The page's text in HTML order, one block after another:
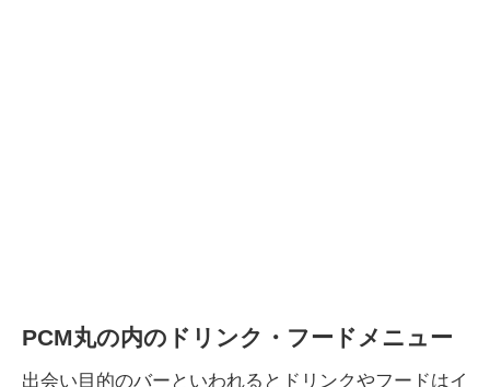
PCM丸の内のドリンク・フードメニュー
出会い目的のバーといわれるとドリンクやフードはイ